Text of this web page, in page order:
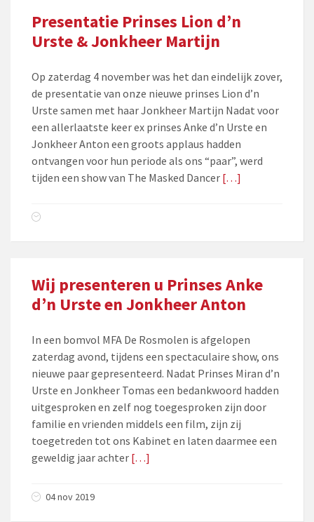
Presentatie Prinses Lion d’n
Urste & Jonkheer Martijn
Op zaterdag 4 november was het dan eindelijk zover,
de presentatie van onze nieuwe prinses Lion d’n
Urste samen met haar Jonkheer Martijn Nadat voor
een allerlaatste keer ex prinses Anke d’n Urste en
Jonkheer Anton een groots applaus hadden
ontvangen voor hun periode als ons “paar”, werd
tijden een show van The Masked Dancer […]
Wij presenteren u Prinses Anke
d’n Urste en Jonkheer Anton
In een bomvol MFA De Rosmolen is afgelopen
zaterdag avond, tijdens een spectaculaire show, ons
nieuwe paar gepresenteerd. Nadat Prinses Miran d’n
Urste en Jonkheer Tomas een bedankwoord hadden
uitgesproken en zelf nog toegesproken zijn door
familie en vrienden middels een film, zijn zij
toegetreden tot ons Kabinet en laten daarmee een
geweldig jaar achter […]
04 nov 2019